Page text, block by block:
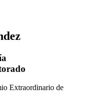
Extraordinario de